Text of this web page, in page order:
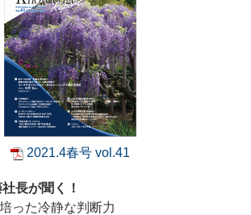
2021.4春号 vol.41
長が聞く！
った冷静な判断力